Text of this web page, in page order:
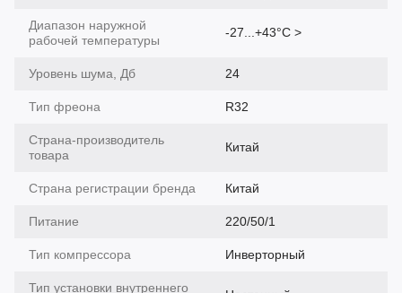
Диапазон наружной
рабочей температуры
-27...+43°С >
Уровень шума, Дб 24
Тип фреона R32
Страна-производитель
товара
Китай
Страна регистрации бренда Китай
Питание 220/50/1
Тип компрессора Инверторный
Тип установки внутреннего